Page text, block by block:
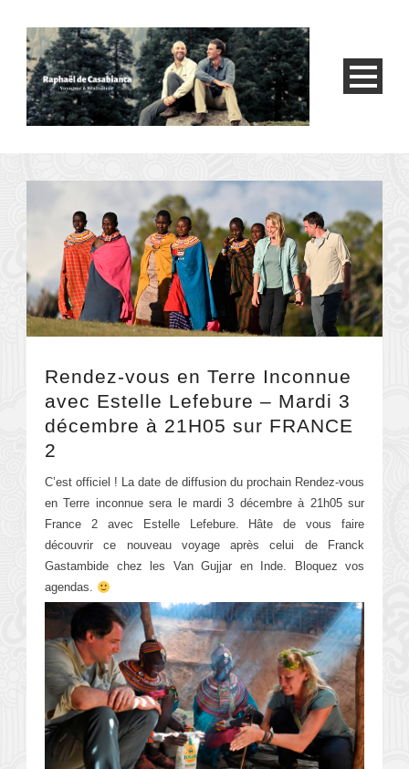
Rendez-vous en Terre Inconnue
avec Estelle Lefebure – Mardi 3
décembre à 21H05 sur FRANCE
2
C’est officiel ! La date de diffusion du prochain Rendez-vous
en Terre inconnue sera le mardi 3 décembre à 21h05 sur
France 2 avec Estelle Lefebure. Hâte de vous faire
découvrir ce nouveau voyage après celui de Franck
Gastambide chez les Van Gujjar en Inde. Bloquez vos
agendas.